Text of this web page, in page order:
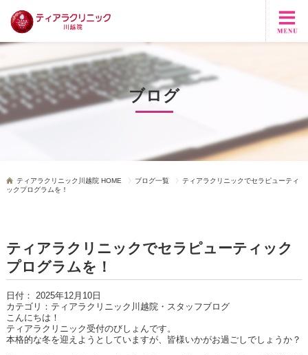
ブログ
ティアラクリニック川越院 HOME ブログ一覧
ティアラクリニックでセラピューティ
ックプログラムを！
ティアラクリニックでセラピューティック
プログラムを！
日付： 2025年12月10日
カテゴリ： ティアラクリニック川越院・スタッフブログ
こんにちは！
ティアラクリニック受付のびしょんです。
本格的な冬を迎えようとしていますが、皆様いかがお過ごしでしょうか？